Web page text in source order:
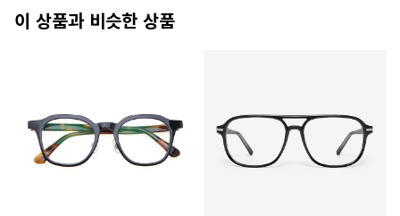
이 상품과 비슷한 상품